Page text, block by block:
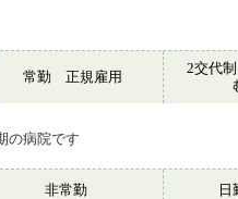
常勤 正規雇用
2交代
の病院です
非常勤 日